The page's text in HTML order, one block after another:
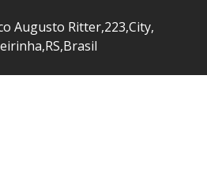
Augusto Ritter,223,City,
,RS,Brasil